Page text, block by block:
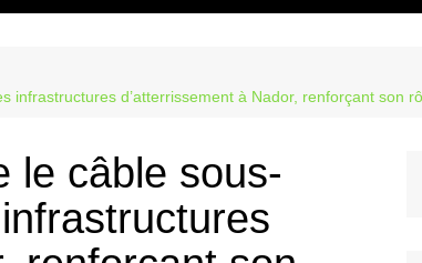
infrastructures d’atterrissement à Nador, renforçant son
le câble sous-